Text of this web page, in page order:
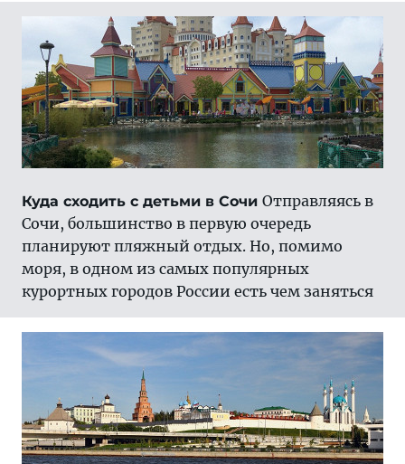
Куда сходить с детьми в Сочи Отправляясь в
Сочи, большинство в первую очередь
планируют пляжный отдых. Но, помимо
моря, в одном из самых популярных
курортных городов России есть чем заняться